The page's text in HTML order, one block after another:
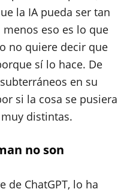
la IA pueda ser tan
eso es lo que
no quiere decir que
sí lo hace. De
en su
si la cosa se pusiera
distintas.
no son
de ChatGPT, lo ha